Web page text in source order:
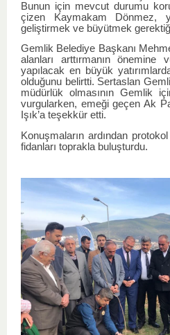
Bunun için mevcut durumu
çizen Kaymakam Dönmez,
geliştirmek ve büyütmek
Gemlik Belediye Başkanı
alanları arttırmanın önemine
yapılacak en büyük
olduğunu belirtti. Sertaslan
müdürlük olmasının Gemlik
vurgularken, emeği geçen Ak
Işık’a teşekkür etti.
Konuşmaların ardından
fidanları toprakla buluşturdu.